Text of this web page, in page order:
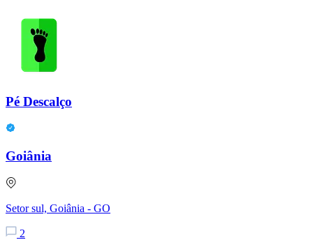
Pé Descalço
Goiânia
Setor sul, Goiânia - GO
2